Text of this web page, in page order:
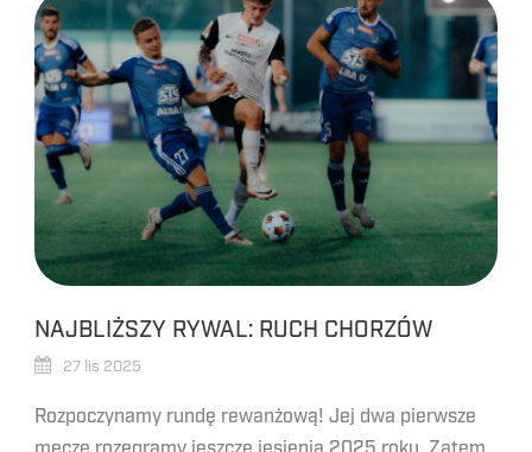
NAJBLIŻSZY RYWAL: RUCH CHORZÓW
27 lis 2025
Rozpoczynamy rundę rewanżową! Jej dwa pierwsze